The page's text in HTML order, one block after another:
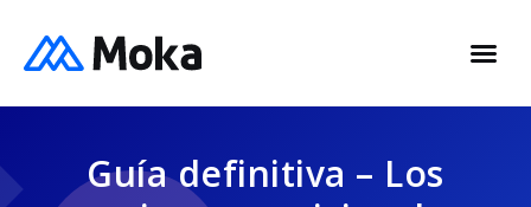
Guía definitiva – Los